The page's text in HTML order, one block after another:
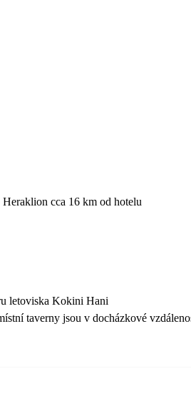
cca 16 km od hotelu
letoviska Kokini Hani
taverny jsou v docházkové